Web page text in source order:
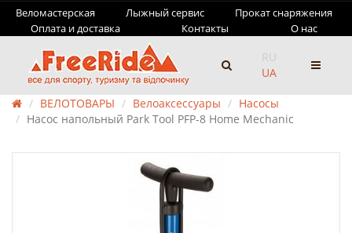
Веломастерская Лыжный сервис
Прокат снаряжения
Оплата и доставка
Контакты О нас
RU
UA
ВЕЛОТОВАРЫ Велоаксессуары
Насосы
Насос напольный Park Tool PFP-8 Home Mechanic